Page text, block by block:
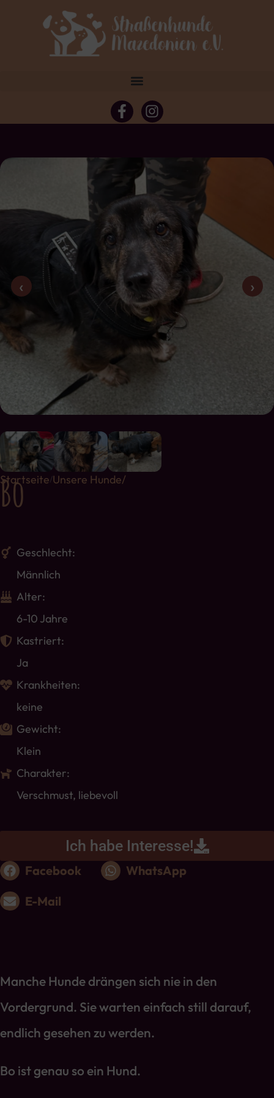
‹ ›
Startseite/Unsere Hunde/
Bo
Geschlecht:
Männlich
Alter:
6-10 Jahre
Kastriert:
Ja
Krankheiten:
keine
Gewicht:
Klein
Charakter:
Verschmust, liebevoll
Ich habe Interesse!
Facebook
WhatsApp
E-Mail
Manche Hunde drängen sich nie in den
Vordergrund. Sie warten einfach still darauf,
endlich gesehen zu werden.
Bo ist genau so ein Hund.